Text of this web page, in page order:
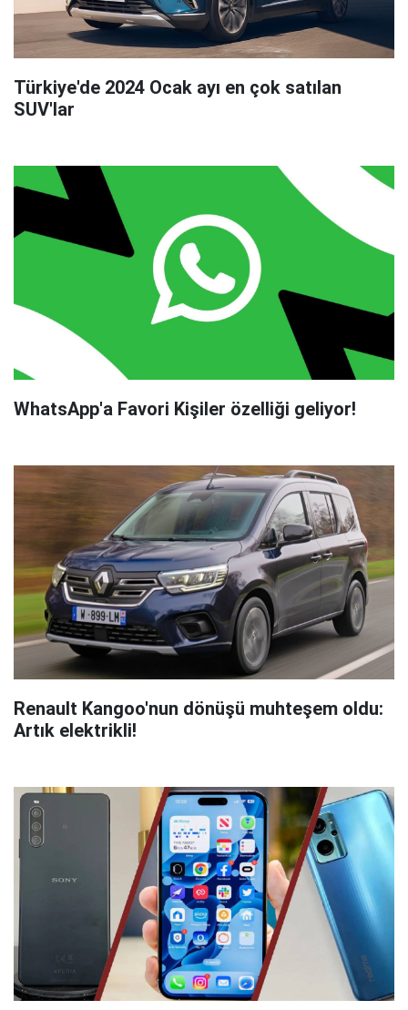
Türkiye'de 2024 Ocak ayı en çok satılan
SUV'lar
WhatsApp'a Favori Kişiler özelliği geliyor!
Renault Kangoo'nun dönüşü muhteşem oldu:
Artık elektrikli!